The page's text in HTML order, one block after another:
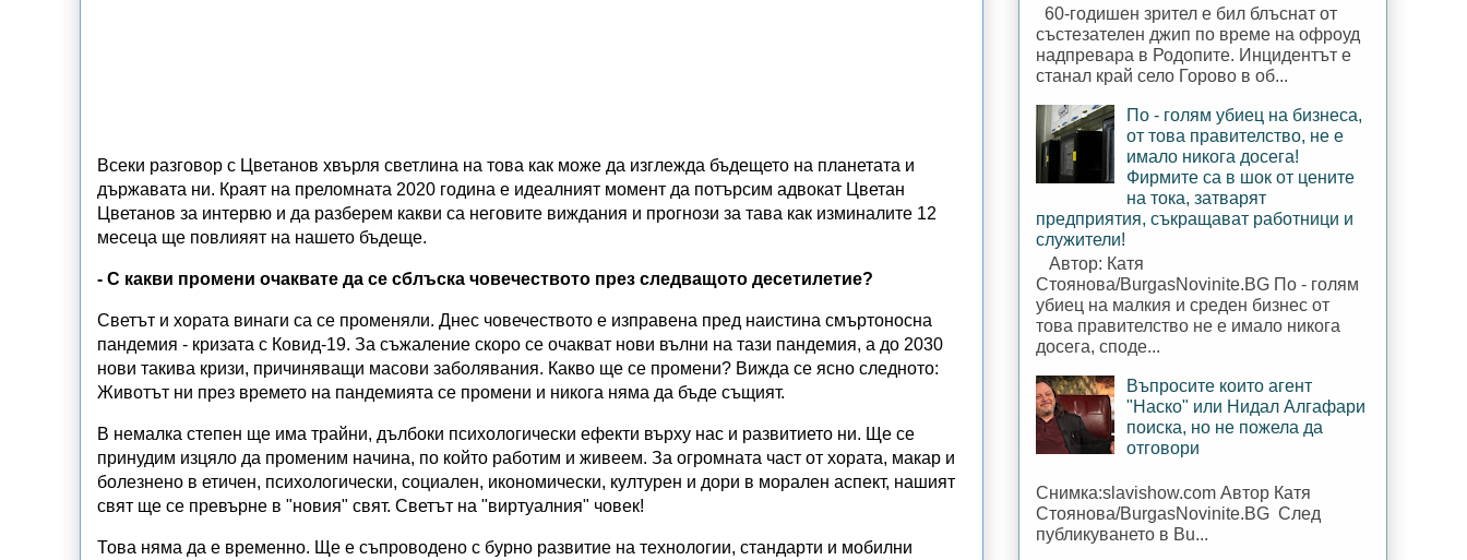
Всеки разговор с Цветанов хвърля светлина на това как може да изглежда бъдещето на планетата и
държавата ни. Краят на преломната 2020 година е идеалният момент да потърсим адвокат Цветан
Цветанов за интервю и да разберем какви са неговите виждания и прогнози за тава как изминалите 12
месеца ще повлияят на нашето бъдеще.
- С какви промени очаквате да се сблъска човечеството през следващото десетилетие?
Светът и хората винаги са се променяли. Днес човечеството е изправена пред наистина смъртоносна
пандемия - кризата с Ковид-19. За съжаление скоро се очакват нови вълни на тази пандемия, а до 2030
нови такива кризи, причиняващи масови заболявания. Какво ще се промени? Вижда се ясно следното:
Животът ни през времето на пандемията се промени и никога няма да бъде същият.
В немалка степен ще има трайни, дълбоки психологически ефекти върху нас и развитието ни. Ще се
принудим изцяло да променим начина, по който работим и живеем. За огромната част от хората, макар и
болезнено в етичен, психологически, социален, икономически, културен и дори в морален аспект, нашият
свят ще се превърне в "новия" свят. Светът на "виртуалния" човек!
Това няма да е временно. Ще е съпроводено с бурно развитие на технологии, стандарти и мобилни
60-годишен зрител е бил блъснат от
състезателен джип по време на офроуд
надпревара в Родопите. Инцидентът е
станал край село Горово в об...
По - голям убиец на бизнеса,
от това правителство, не е
имало никога досега!
Фирмите са в шок от цените
на тока, затварят
предприятия, съкращават работници и
служители!
Автор: Катя
Стоянова/BurgasNovinite.BG По - голям
убиец на малкия и среден бизнес от
това правителство не е имало никога
досега, споде...
Въпросите които агент
"Наско" или Нидал Алгафари
поиска, но не пожела да
отговори
Снимка:slavishow.com Автор Катя
Стоянова/BurgasNovinite.BG След
публикуването в Bu...